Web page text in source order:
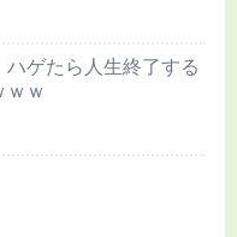
ハゲたら人生終了する
ｗｗ